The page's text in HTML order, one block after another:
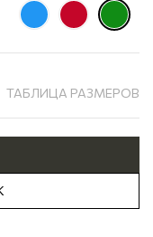
ТАБЛИЦА РАЗМЕРОВ